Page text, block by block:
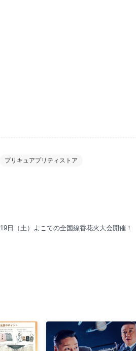
プリキュアプリティストア
日（土）よこての全国線香花火大会開催！